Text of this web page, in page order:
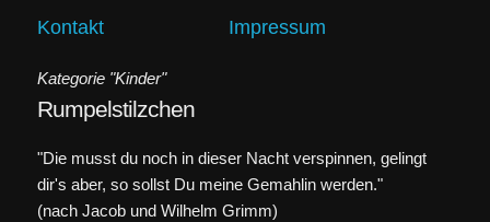
Kontakt Impressum
Kategorie "Kinder"
Rumpelstilzchen
"Die musst du noch in dieser Nacht verspinnen, gelingt
dir's aber, so sollst Du meine Gemahlin werden."
(nach Jacob und Wilhelm Grimm)